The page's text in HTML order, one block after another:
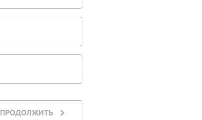
ПРОДОЛЖИТЬ